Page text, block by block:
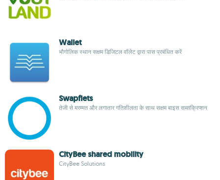
Wallet
भौगोलिक स्थान सक्षम डिजिटल वॉलेट द्वारा पास प्रबंधित करें
Swapfiets
तेजी से मरम्मत और लगातार गतिशीलता के साथ सक्षम बाइस सब्सक्रिप्शन
CityBee shared mobility
CityBee Solutions